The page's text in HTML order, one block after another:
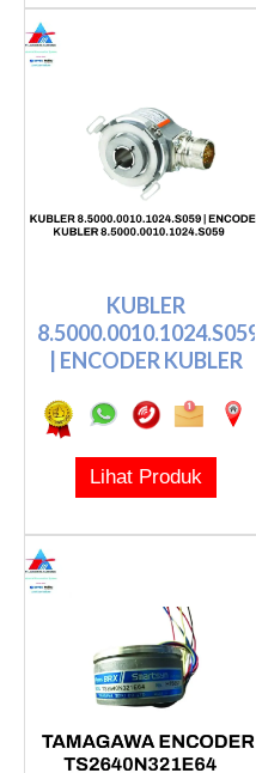
KUBLER
8.5000.0010.1024.S059
| ENCODER KUBLER
Lihat Produk